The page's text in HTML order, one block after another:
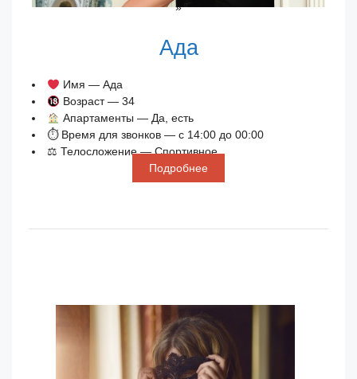
»
Ада
Имя — Ада
Возраст — 34
Апартаменты — Да, есть
⏱ Время для звонков — с 14:00 до 00:00
⚖ Телосложение — Спортивное
Подробнее